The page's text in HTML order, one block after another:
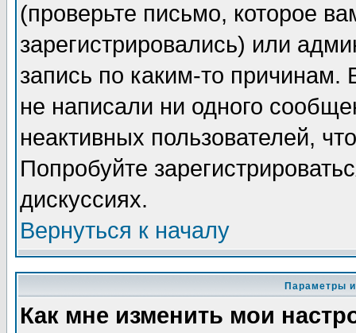
(проверьте письмо, которое
зарегистрировались) или
запись по каким-то
не написали ни одного
неактивных пользователей,
Попробуйте
дискуссиях.
Вернуться к началу
Параметры
Как мне изменить мои